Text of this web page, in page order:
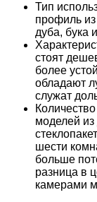
Тип
профиль
дуба, бука
стоят
более
обладают
служат
моделей
шести
больше
разница в
камерами